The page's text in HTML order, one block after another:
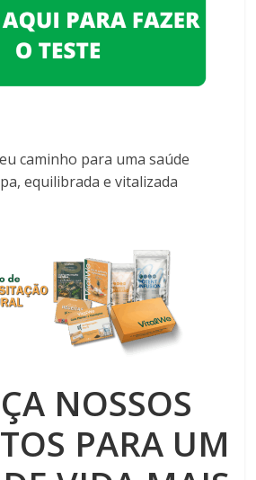
caminho para uma saúde
equilibrada e vitalizada
NOSSOS
PARA UM